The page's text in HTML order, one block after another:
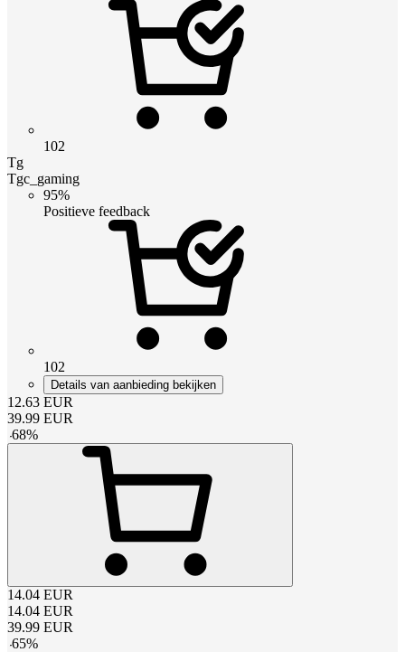
102
Tg
Tgc_gaming
95%
Positieve feedback
102
Details van aanbieding bekijken
12.63 EUR
39.99 EUR
-68%
14.04 EUR
14.04 EUR
39.99 EUR
-65%